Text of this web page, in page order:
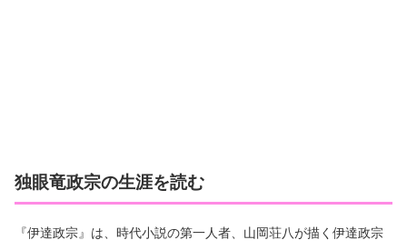
独眼竜政宗の生涯を読む
『伊達政宗』は、時代小説の第一人者、山岡荘八が描く伊達政宗